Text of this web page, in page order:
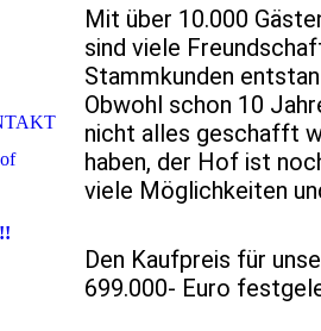
Mit über 10.000
sind viele
Stammkunden
Obwohl schon 10
nicht alles geschafft
haben, der Hof ist
viele Möglichkeiten
Den Kaufpreis für
699.000- Euro